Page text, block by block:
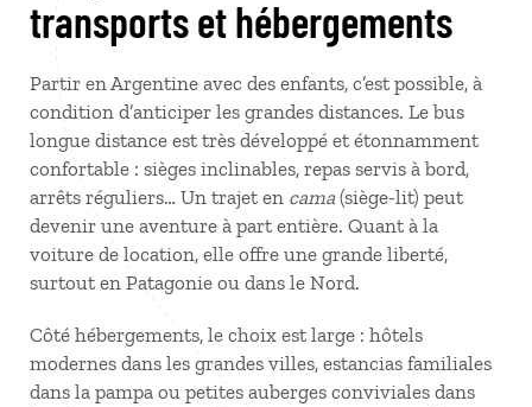
transports et hébergements
Partir en Argentine avec des enfants, c’est possible, à
condition d’anticiper les grandes distances. Le bus
longue distance est très développé et étonnamment
confortable : sièges inclinables, repas servis à bord,
arrêts réguliers… Un trajet en cama (siège-lit) peut
devenir une aventure à part entière. Quant à la
voiture de location, elle offre une grande liberté,
surtout en Patagonie ou dans le Nord.
Côté hébergements, le choix est large : hôtels
modernes dans les grandes villes, estancias familiales
dans la pampa ou petites auberges conviviales dans